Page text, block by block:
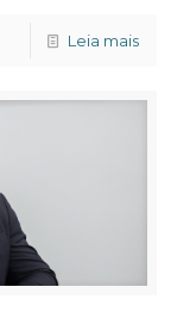
Leia mais